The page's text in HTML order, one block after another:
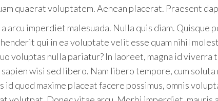
quaerat voluptatem. Aenean placerat. Praesent
arcu imperdiet malesuada. Nulla quis diam. Quisque
qui in ea voluptate velit esse quam nihil
voluptas nulla pariatur? In laoreet, magna id viverra
wisi sed libero. Nam libero tempore, cum
id quod maxime placeat facere possimus, omnis